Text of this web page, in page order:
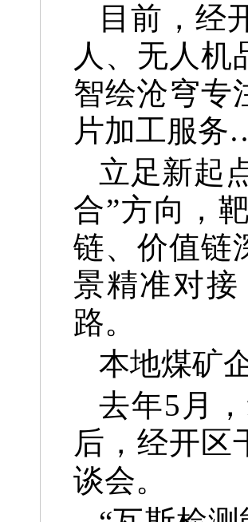
目前，经
人、无人机
智绘沧穹专
片加工服务
立足新起
合”方向，
链、价值链
景精准对
路。
本地煤矿
去年5月
后，经开区
谈会。